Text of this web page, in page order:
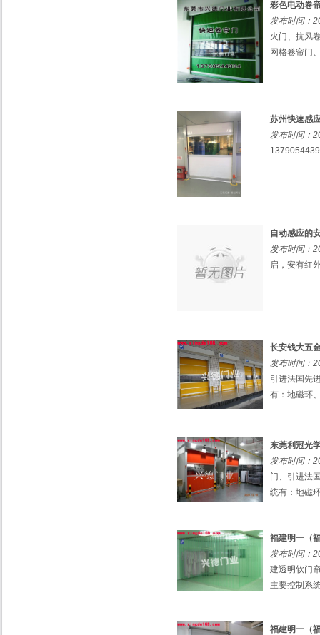
彩色电动卷
发布时间：
火门、抗风
网格卷帘门
苏州快速感
发布时间：
自动感应的
发布时间：
启，安有红
长安钱大五
发布时间：
引进法国先
有：地磁环
东莞利冠光
发布时间：
门、引进法
统有：地磁
福建明一（
发布时间：
建透明软门
主要控制系
福建明一（